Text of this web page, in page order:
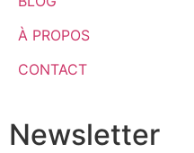
À PROPOS
CONTACT
Newsletter